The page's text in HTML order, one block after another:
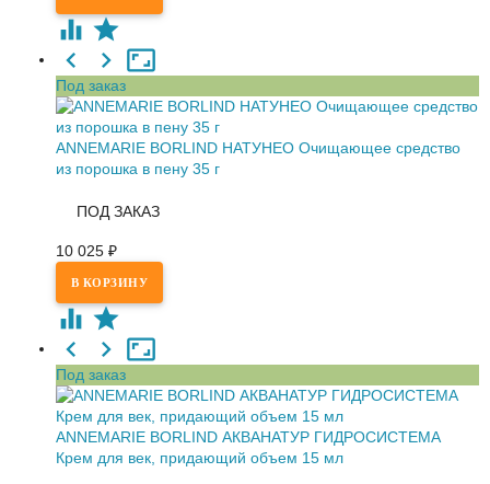
Под заказ
ANNEMARIE BORLIND НАТУНЕО Очищающее средство
из порошка в пену 35 г
ПОД ЗАКАЗ
10 025 ₽
Под заказ
ANNEMARIE BORLIND АКВАНАТУР ГИДРОСИСТЕМА
Крем для век, придающий объем 15 мл